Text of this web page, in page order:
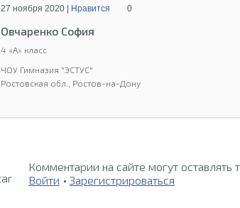
27 ноября 2020 | Нравится 0
Овчаренко София
4 «А» класс
ЧОУ Гимназия "ЭСТУС"
Ростовская обл., Ростов-на-Дону
Комментарии на сайте могут оставлять
Войти • Зарегистрироваться